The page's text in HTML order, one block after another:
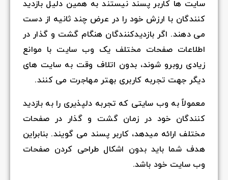
سایت ها کاربر پسند نیستند به همین دلیل بازدید
کنندگان با ارزش خود را در عرض چند ثانیه از دست
می دهند. اگر بازدیدکنندگان هنگام گشت و گذار در
اطلاعات صفحات مختلف یک وب سایت با موانع
زیادی روبرو شوند، بدون اتلاف وقت به سایت های
دیگر جهت تجربه کاربری بهتر مهاجرت می کنند.
معمولاً به وب سایتی که تجربه دلپذیری را به بازدید
کنندگان خود در زمان گشت و گذار در صفحات
مختلف ارائه میدهد، کاربر پسند می گویند. بنابراین
هدف شما باید بدون اشکال طراحی کردن صفحات
وب سایت خود باشد.